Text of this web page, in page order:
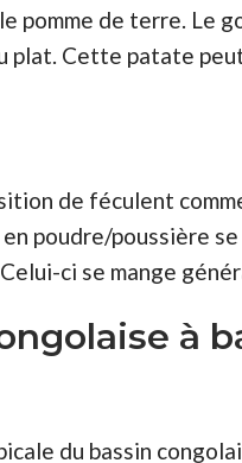
pomme de terre. Le
plat. Cette patate
de féculent
poudre/poussière se
ci se mange
à
du bassin